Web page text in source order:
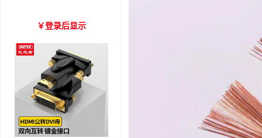
爱琴海 A3000 木质音箱
￥登录后显示